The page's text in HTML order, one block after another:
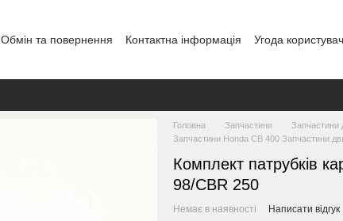
Обмін та повернення Контактна інформація
Угода
Головна Запчастини Запчастини
Запчастини Honda CB 400 Запчастини
Комплект патрубків
98/CBR 250
Немає в наявності Написати відгук